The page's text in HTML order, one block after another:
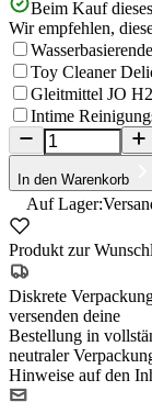
Beim Kauf
Wir empfehlen,
Toy Cleaner
Gleitmittel JO
Intime
In den Warenkorb
Auf Lager:
Produkt zur
Diskrete
versenden deine
Bestellung in
neutraler
Hinweise auf den